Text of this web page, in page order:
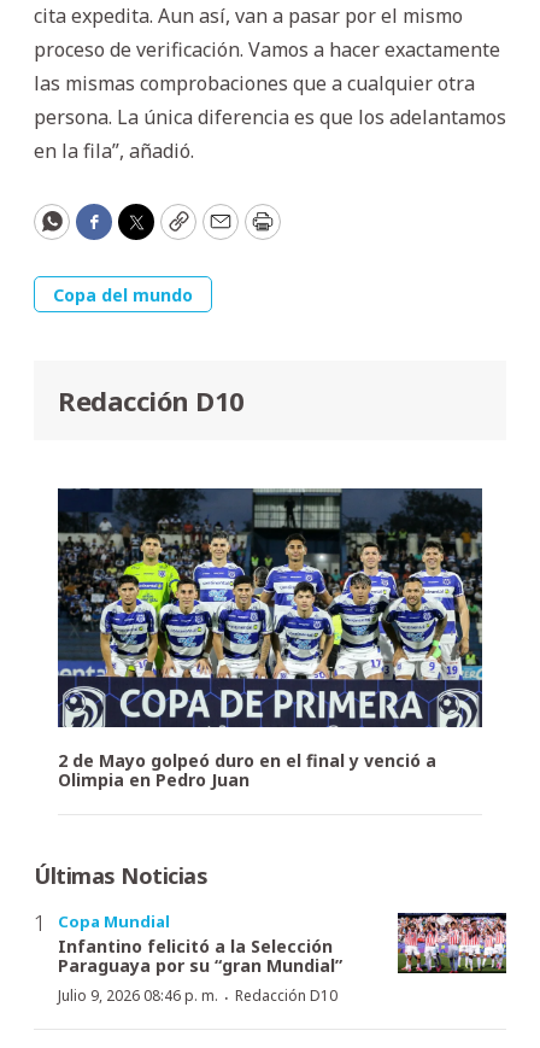
cita expedita. Aun así, van a pasar por el mismo
proceso de verificación. Vamos a hacer exactamente
las mismas comprobaciones que a cualquier otra
persona. La única diferencia es que los adelantamos
en la fila”, añadió.
WhatsApp
Facebook
Twitter
CopyEmailPrint
Copa del mundo
Redacción D10
2 de Mayo golpeó duro en el final y venció a
Olimpia en Pedro Juan
Últimas Noticias
Copa Mundial
Infantino felicitó a la Selección
Paraguaya por su “gran Mundial”
Julio 9, 2026 08:46 p. m. · Redacción D10